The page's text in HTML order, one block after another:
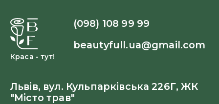
Краса - тут!
Львів, вул. Кульпарківська 226Г, ЖК
"Місто трав"
(098) 108 99 99
beautyfull.ua@gmail.com